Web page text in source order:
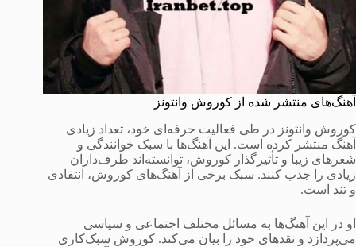
آهنگ‌های منتشر شده از کوروش وانتونز
کوروش وانتونز در طی فعالیت حرفه‌ای خود، تعداد زیادی
آهنگ منتشر کرده است. این آهنگ‌ها با سبک خوانندگی و
شعرهای زیبا و تأثیرگذار کوروش، توانسته‌اند طرف‌داران
زیادی را جذب کنند. سبک برخی از آهنگ‌های کوروش، انتقادی
و تند است.
او در این آهنگ‌ها به مسائل مختلف اجتماعی و سیاسی
می‌پردازد و نقدهای خود را بیان می‌کند. کوروش سبک‌کاری